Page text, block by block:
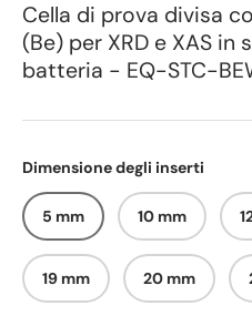
Cella di prova divisa
(Be) per XRD e XAS
batteria - EQ-STC-
Dimensione degli inserti
5 mm 10 mm
19 mm 20 mm